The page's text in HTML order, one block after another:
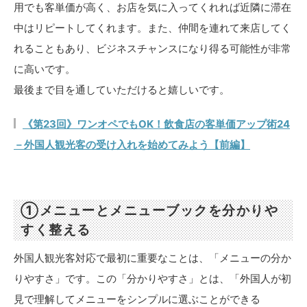
用でも客単価が高く、お店を気に入ってくれれば近隣に滞在
中はリピートしてくれます。また、仲間を連れて来店してく
れることもあり、ビジネスチャンスになり得る可能性が非常
に高いです。
最後まで目を通していただけると嬉しいです。
《第23回》ワンオペでもOK！飲食店の客単価アップ術24
－外国人観光客の受け入れを始めてみよう【前編】
①メニューとメニューブックを分かりや
すく整える
外国人観光客対応で最初に重要なことは、「メニューの分か
りやすさ」です。この「分かりやすさ」とは、「外国人が初
見で理解してメニューをシンプルに選ぶことができる